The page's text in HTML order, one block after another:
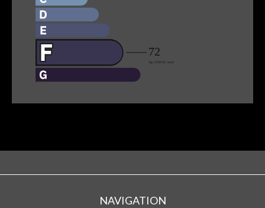
NAVIGATION